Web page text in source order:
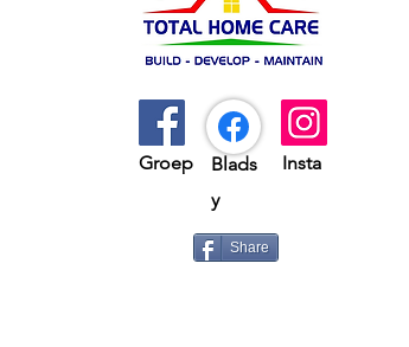
Groep
Blads
y
Insta
Share